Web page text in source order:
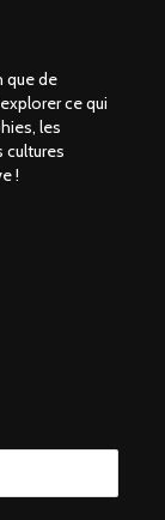
que de
ce qui
les
cultures
!